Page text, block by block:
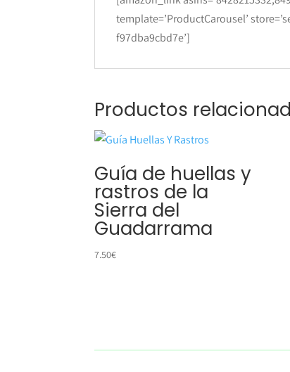
template=’ProductCarousel’
f97dba9cbd7e’]
Productos
Guía de huellas y
rastros de la
Sierra del
Guadarrama
7.50€